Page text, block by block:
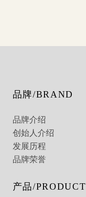
品牌/BRAND
品牌介绍
创始人介绍
发展历程
品牌荣誉
产品/PRODUCT